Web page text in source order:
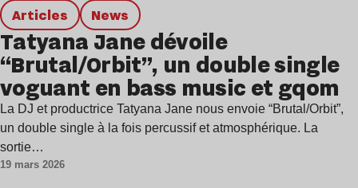
Articles news
Tatyana Jane dévoile
“Brutal/Orbit”, un double single
voguant en bass music et gqom
La DJ et productrice Tatyana Jane nous envoie “Brutal/Orbit”,
un double single à la fois percussif et atmosphérique. La
sortie…
19 mars 2026